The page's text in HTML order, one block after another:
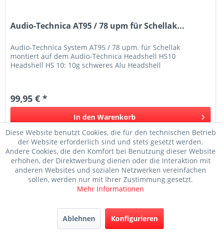
Audio-Technica AT95 / 78 upm für Schellak...
Audio-Technica System AT95 / 78 upm. für Schellak
montiert auf dem Audio-Technica Headshell HS10
Headshell HS 10: 10g schweres Alu Headshell
99,95 € *
In den Warenkorb
Merken
Diese Website benutzt Cookies, die für den technischen Betrieb
der Website erforderlich sind und stets gesetzt werden.
Andere Cookies, die den Komfort bei Benutzung dieser Website
erhöhen, der Direktwerbung dienen oder die Interaktion mit
anderen Websites und sozialen Netzwerken vereinfachen
sollen, werden nur mit Ihrer Zustimmung gesetzt.
Mehr Informationen
Ablehnen Konfigurieren